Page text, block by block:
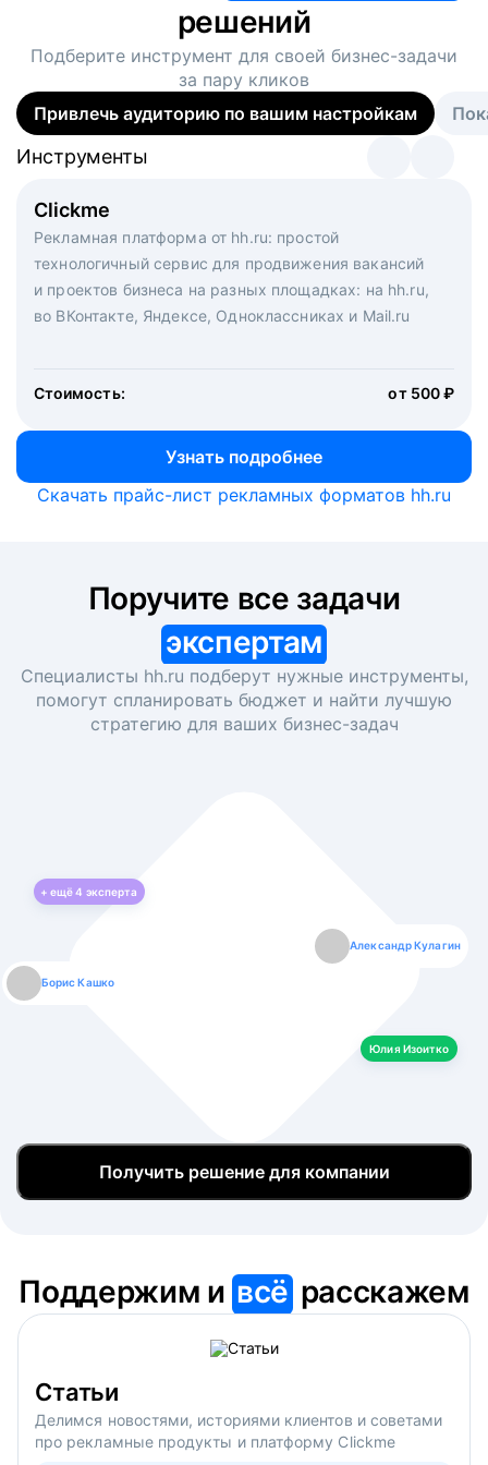
решений
Подберите инструмент для своей бизнес-задачи
за пару кликов
Привлечь аудиторию по вашим настройкам
Clickme
Рекламная платформа от hh.ru: простой
технологичный сервис для продвижения вакансий
и проектов бизнеса на разных площадках: на hh.ru,
во ВКонтакте, Яндексе, Одноклассниках и Mail.ru
Стоимость: от 500 ₽
Узнать подробнее
Инструменты
Вакансия дня
Рекламный формат для вакансий на главной странице
hh.ru. Увеличивает количество откликов
Инструменты
Массовый подбор под ключ. Решите, сколько
кандидатов и когда вам нужно, и за дело возьмутся
маркетологи, рекрутеры и проектные менеджеры
hh.ru с целым набором digital-инструментов
Инструменты
Скачать прайс-лист рекламных форматов hh.ru
экспертам
Специалисты hh.ru подберут нужные инструменты,
помогут спланировать бюджет и найти лучшую
стратегию для ваших бизнес-задач
+ ещё4 эксперта
Борис Кашко
Александр Кулагин
Юлия Изоитко
Юлия Изоитко
Даниил Макаров
Александр Кулагин
Екатерина Лазаренко
Даниил Макаров
Борис Кашко
Екатерина Лазаренко
Юлия Изоитко
Получить решение для компании
Поддержим ивсё расскажем
Статьи
Делимся новостями, историями клиентов и советами
про рекламные продукты и платформу Clickme